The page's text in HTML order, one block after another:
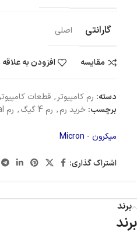
گارانتی اصلی
مقایسه افزودن به
دسته: رم کامپیوتر , قطعات کامپیوتر
برچسب: خرید رم, رم 4 گیگ , رم Dual
میکرون - Micron
اشتراک گذاری:
برند
برند